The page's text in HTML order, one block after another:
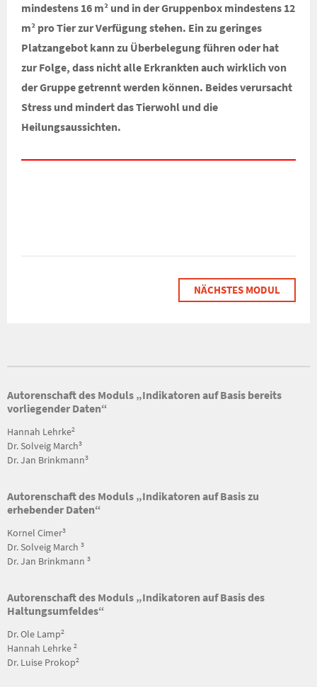
mindestens 16 m² und in der Gruppenbox mindestens 12
m² pro Tier zur Verfügung stehen. Ein zu geringes
Platzangebot kann zu Überbelegung führen oder hat
zur Folge, dass nicht alle Erkrankten auch wirklich von
der Gruppe getrennt werden können. Beides verursacht
Stress und mindert das Tierwohl und die
Heilungsaussichten.
NÄCHSTES MODUL
Autorenschaft des Moduls „Indikatoren auf Basis bereits
vorliegender Daten“
Hannah Lehrke2
Dr. Solveig March3
Dr. Jan Brinkmann3
Autorenschaft des Moduls „Indikatoren auf Basis zu
erhebender Daten“
Kornel Cimer3
Dr. Solveig March 3
Dr. Jan Brinkmann 3
Autorenschaft des Moduls „Indikatoren auf Basis des
Haltungsumfeldes“
Dr. Ole Lamp2
Hannah Lehrke 2
Dr. Luise Prokop2